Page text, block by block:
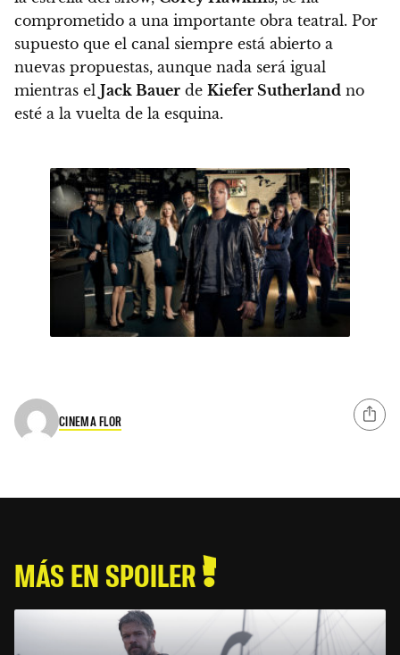
comprometido a una importante obra teatral. Por
supuesto que el canal siempre está abierto a
nuevas propuestas, aunque nada será igual
mientras el Jack Bauer de Kiefer Sutherland no
esté a la vuelta de la esquina.
CINEMA FLOR
MÁS EN SPOILER